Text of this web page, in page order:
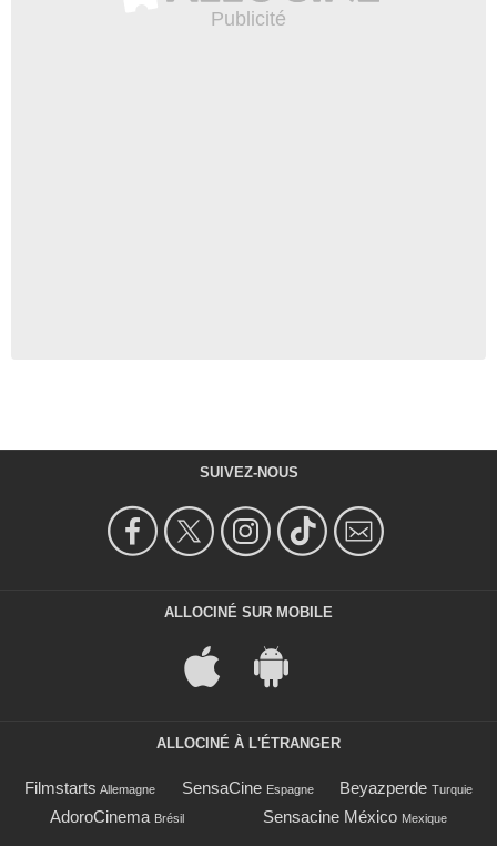
SUIVEZ-NOUS
ALLOCINÉ SUR MOBILE
ALLOCINÉ À L'ÉTRANGER
Filmstarts Allemagne SensaCine Espagne Beyazperde Turquie
AdoroCinema Brésil Sensacine México Mexique